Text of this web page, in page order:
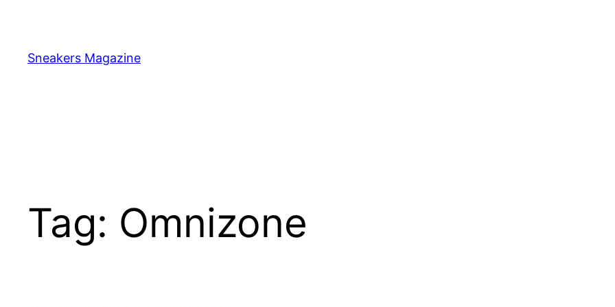
content
Sneakers Magazine
Tag: Omnizone